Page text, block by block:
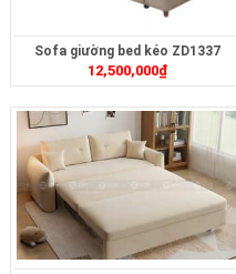
Sofa giường bed kéo ZD1337
12,500,000₫